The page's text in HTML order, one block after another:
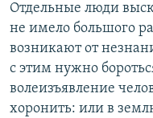
Отдельные люди
не имело большого
возникают от
с этим нужно
волеизъявление
хоронить: или в